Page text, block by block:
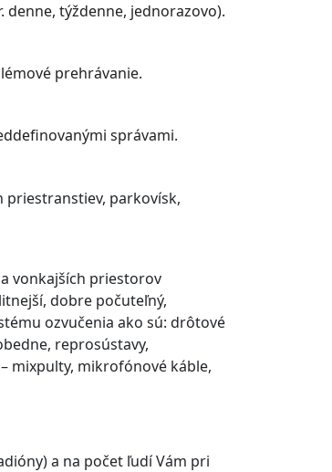
denne, týždenne, jednorazovo).
prehrávanie.
správami.
priestranstiev, parkovísk,
vonkajších priestorov
dobre počuteľný,
ozvučenia ako sú: drôtové
reprosústavy,
mixpulty, mikrofónové káble,
a na počet ľudí Vám pri